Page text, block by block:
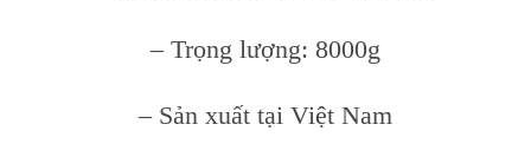
– Trọng lượng: 8000g
– Sản xuất tại Việt Nam